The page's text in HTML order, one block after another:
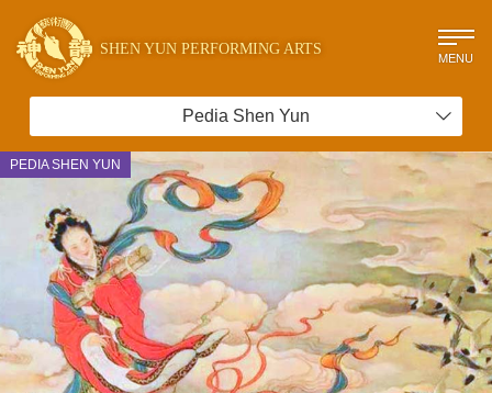
SHEN YUN PERFORMING ARTS MENU
Pedia Shen Yun
PEDIA SHEN YUN